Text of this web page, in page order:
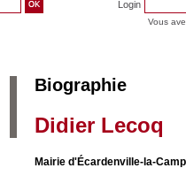
Login
Vous
Biographie
Didier Lecoq
Mairie d'Écardenville-la-